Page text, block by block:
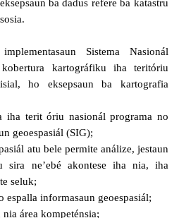
ba dadus refere ba katastru
Sistema Nasionál
kartográfiku iha teritóriu
ho eksepsaun ba kartografia
iha terit óriu nasionál programa no
geoespasiál (SIG);
atu bele permite análize, jestaun
sira ne’ebé akontese iha nia, iha
seluk;
informasaun geoespasiál;
área kompeténsia;